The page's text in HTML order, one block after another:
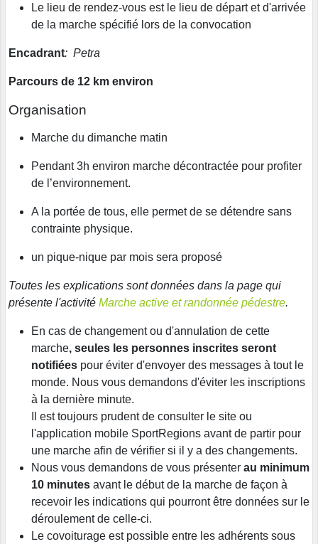
Le lieu de rendez-vous est le lieu de départ et d'arrivée
de la marche spécifié lors de la convocation
Encadrant: Petra
Parcours de 12 km environ
Organisation
Marche du dimanche matin
Pendant 3h environ marche décontractée pour profiter
de l’environnement.
A la portée de tous, elle permet de se détendre sans
contrainte physique.
un pique-nique par mois sera proposé
Toutes les explications sont données dans la page qui
présente l'activité Marche active et randonnée pédestre.
En cas de changement ou d'annulation de cette
marche, seules les personnes inscrites seront
notifiées pour éviter d'envoyer des messages à tout le
monde. Nous vous demandons d'éviter les inscriptions
à la dernière minute.
Il est toujours prudent de consulter le site ou
l'application mobile SportRegions avant de partir pour
une marche afin de vérifier si il y a des changements.
Nous vous demandons de vous présenter au minimum
10 minutes avant le début de la marche de façon à
recevoir les indications qui pourront être données sur le
déroulement de celle-ci.
Le covoiturage est possible entre les adhérents sous